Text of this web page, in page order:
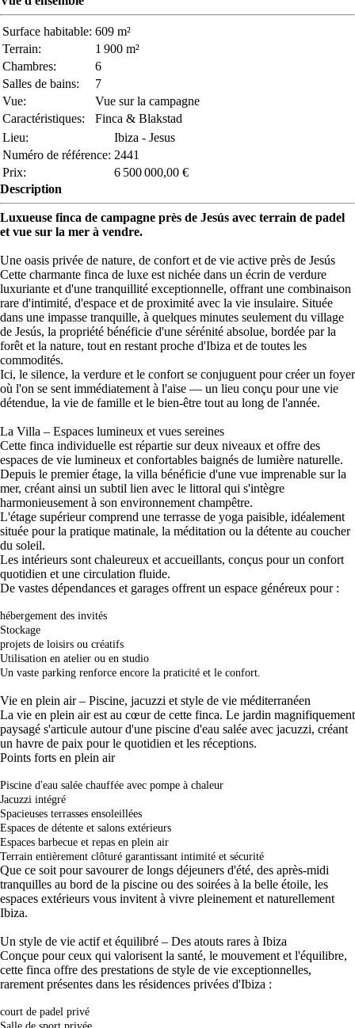
Surface habitable: 609 m²
Terrain:
1 900 m²
Chambres:
6
Salles de bains:
7
Vue:
Vue sur la campagne
Caractéristiques:
Finca & Blakstad
Lieu:
Ibiza - Jesus
Numéro de référence: 2441
Prix:
6 500 000,00 €
Description
Luxueuse finca de campagne près de Jesús avec terrain de padel
et vue sur la mer à vendre.
Une oasis privée de nature, de confort et de vie active près de Jesús
Cette charmante finca de luxe est nichée dans un écrin de verdure
luxuriante et d'une tranquillité exceptionnelle, offrant une combinaison
rare d'intimité, d'espace et de proximité avec la vie insulaire. Située
dans une impasse tranquille, à quelques minutes seulement du village
de Jesús, la propriété bénéficie d'une sérénité absolue, bordée par la
forêt et la nature, tout en restant proche d'Ibiza et de toutes les
commodités.
Ici, le silence, la verdure et le confort se conjuguent pour créer un foyer
où l'on se sent immédiatement à l'aise — un lieu conçu pour une vie
détendue, la vie de famille et le bien-être tout au long de l'année.
La Villa – Espaces lumineux et vues sereines
Cette finca individuelle est répartie sur deux niveaux et offre des
espaces de vie lumineux et confortables baignés de lumière naturelle.
Depuis le premier étage, la villa bénéficie d'une vue imprenable sur la
mer, créant ainsi un subtil lien avec le littoral qui s'intègre
harmonieusement à son environnement champêtre.
L'étage supérieur comprend une terrasse de yoga paisible, idéalement
située pour la pratique matinale, la méditation ou la détente au coucher
du soleil.
Les intérieurs sont chaleureux et accueillants, conçus pour un confort
quotidien et une circulation fluide.
De vastes dépendances et garages offrent un espace généreux pour :
hébergement des invités
Stockage
projets de loisirs ou créatifs
Utilisation en atelier ou en studio
Un vaste parking renforce encore la praticité et le confort.
Vie en plein air – Piscine, jacuzzi et style de vie méditerranéen
La vie en plein air est au cœur de cette finca. Le jardin magnifiquement
paysagé s'articule autour d'une piscine d'eau salée avec jacuzzi, créant
un havre de paix pour le quotidien et les réceptions.
Points forts en plein air
Piscine d'eau salée chauffée avec pompe à chaleur
Jacuzzi intégré
Spacieuses terrasses ensoleillées
Espaces de détente et salons extérieurs
Espaces barbecue et repas en plein air
Terrain entièrement clôturé garantissant intimité et sécurité
Que ce soit pour savourer de longs déjeuners d'été, des après-midi
tranquilles au bord de la piscine ou des soirées à la belle étoile, les
espaces extérieurs vous invitent à vivre pleinement et naturellement
Ibiza.
Un style de vie actif et équilibré – Des atouts rares à Ibiza
Conçue pour ceux qui valorisent la santé, le mouvement et l'équilibre,
cette finca offre des prestations de style de vie exceptionnelles,
rarement présentes dans les résidences privées d'Ibiza :
court de padel privé